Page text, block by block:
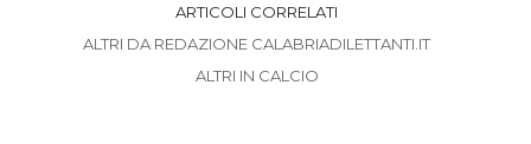
ARTICOLI CORRELATI
ALTRI DA REDAZIONE CALABRIADILETTANTI.IT
ALTRI IN CALCIO